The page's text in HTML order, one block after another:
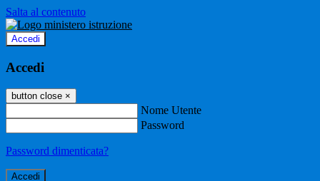
Salta al contenuto
Accedi
Accedi
button close ×
Nome Utente
Password
Password dimenticata?